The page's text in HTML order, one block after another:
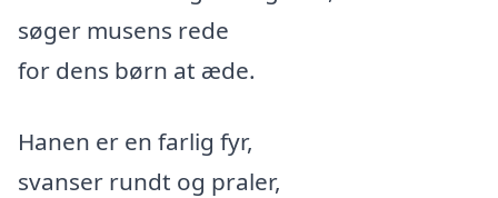
søger musens rede
for dens børn at æde.
Hanen er en farlig fyr,
svanser rundt og praler,